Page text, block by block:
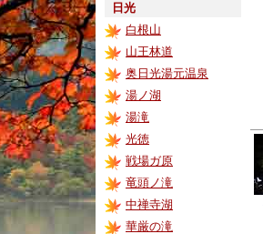
日光
白根山
山王林道
奥日光湯元温泉
湯ノ湖
湯滝
光徳
戦場ガ原
竜頭ノ滝
中禅寺湖
華厳の滝